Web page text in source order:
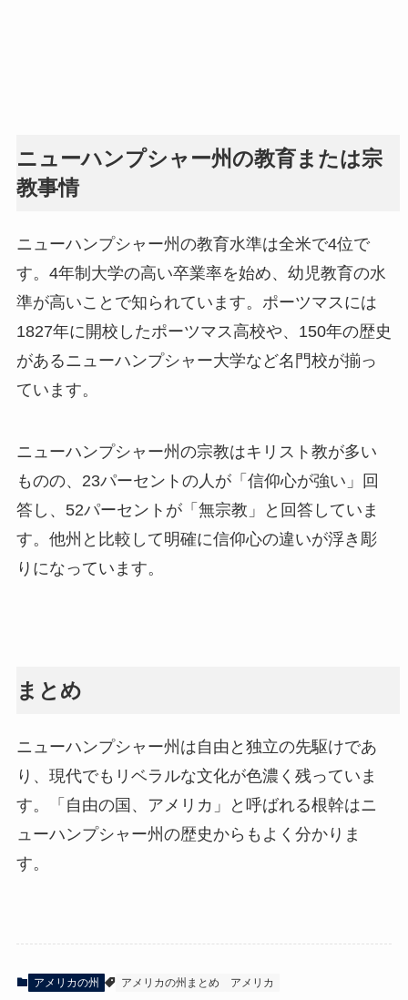
ニューハンプシャー州の教育または宗
教事情
ニューハンプシャー州の教育水準は全米で4位で
す。4年制大学の高い卒業率を始め、幼児教育の水
準が高いことで知られています。ポーツマスには
1827年に開校したポーツマス高校や、150年の歴史
があるニューハンプシャー大学など名門校が揃っ
ています。
ニューハンプシャー州の宗教はキリスト教が多い
ものの、23パーセントの人が「信仰心が強い」回
答し、52パーセントが「無宗教」と回答していま
す。他州と比較して明確に信仰心の違いが浮き彫
りになっています。
まとめ
ニューハンプシャー州は自由と独立の先駆けであ
り、現代でもリベラルな文化が色濃く残っていま
す。「自由の国、アメリカ」と呼ばれる根幹はニ
ューハンプシャー州の歴史からもよく分かりま
す。
アメリカの州 アメリカの州まとめ アメリカ